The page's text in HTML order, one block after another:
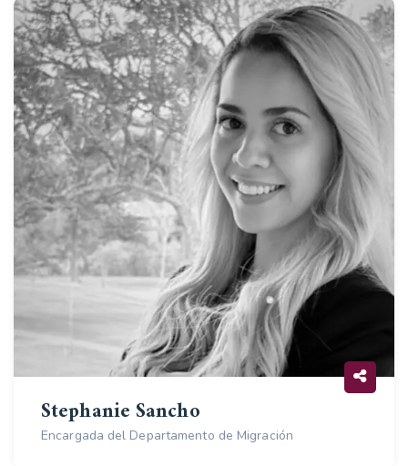
Stephanie Sancho
Encargada del Departamento de Migración